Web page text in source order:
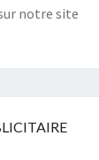
notre site